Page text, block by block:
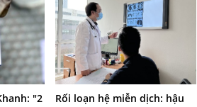
"2
Rối loạn hệ miễn dịch: hậu